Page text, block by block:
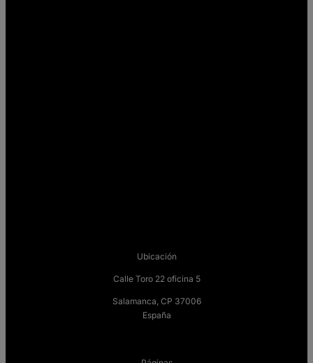
Ubicación
Calle Toro 22 oficina 5
Salamanca, CP 37006
España